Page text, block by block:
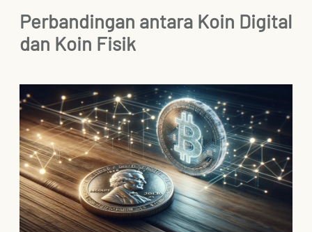
Perbandingan antara Koin Digital
dan Koin Fisik